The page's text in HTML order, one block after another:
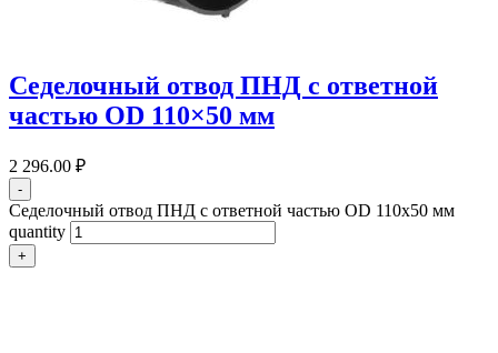
Седелочный отвод ПНД с ответной
частью OD 110×50 мм
2 296.00 ₽
-
Седелочный отвод ПНД с ответной частью OD 110x50 мм
quantity
+